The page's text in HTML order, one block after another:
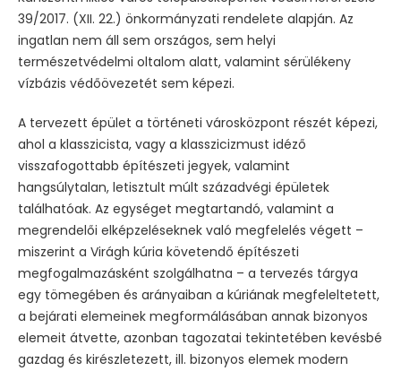
39/2017. (XII. 22.) önkormányzati rendelete alapján. Az
ingatlan nem áll sem országos, sem helyi
természetvédelmi oltalom alatt, valamint sérülékeny
vízbázis védőövezetét sem képezi.
A tervezett épület a történeti városközpont részét képezi,
ahol a klasszicista, vagy a klasszicizmust idéző
visszafogottabb építészeti jegyek, valamint
hangsúlytalan, letisztult múlt századvégi épületek
találhatóak. Az egységet megtartandó, valamint a
megrendelői elképzeléseknek való megfelelés végett –
miszerint a Virágh kúria követendő építészeti
megfogalmazásként szolgálhatna – a tervezés tárgya
egy tömegében és arányaiban a kúriának megfeleltetett,
a bejárati elemeinek megformálásában annak bizonyos
elemeit átvette, azonban tagozatai tekintetében kevésbé
gazdag és kirészletezett, ill. bizonyos elemek modern